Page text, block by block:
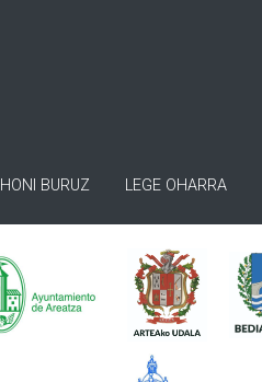
HONI BURUZ LEGE OHARRA